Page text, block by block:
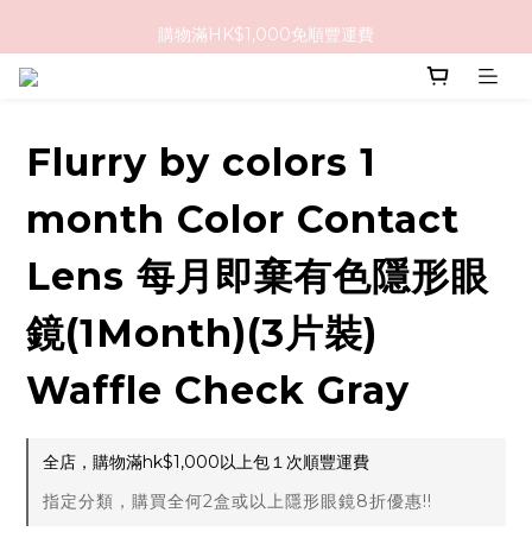
購物滿HK$1,000免順豐運費
購物滿HK$1,000免順豐運費
Flurry by colors 1
month Color Contact
Lens 每月即棄有色隱形眼
鏡(1Month)(3片裝)
Waffle Check Gray
全店，購物滿hk$1,000以上包１次順豐運費
指定分類，購買全何2盒或以上隱形眼鏡8折優惠!!